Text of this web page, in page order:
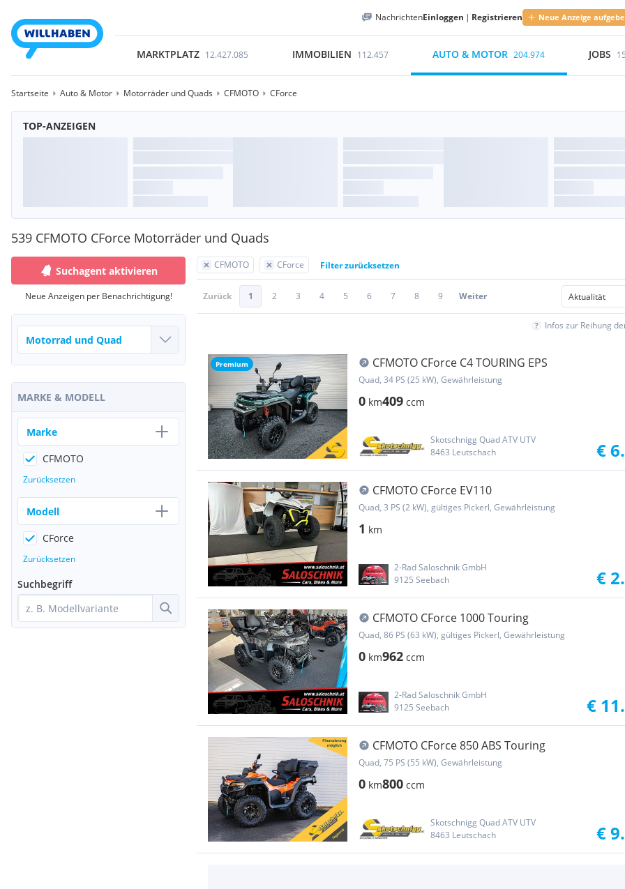
NachrichtenEinloggen | Registrieren Neue Anzeige
MARKTPLATZ 12.427.085 IMMOBILIEN 112.457 AUTO & MOTOR 204.974 JOBS
Startseite Auto & Motor Motorräder und Quads CFMOTO CForce
TOP-ANZEIGEN
539 CFMOTO CForce Motorräder und Quads
CFMOTO CForce Filter zurücksetzen
Zurück 1 2 3 4 5 6 7 8 9 Weiter
Infos zur Reihung
Premium CFMOTO CForce C4 TOURING EPS
Quad, 34 PS (25 kW), Gewährleistung
0 km409 ccm
Skotschnigg Quad ATV UTV
8463 Leutschach
€
CFMOTO CForce EV110
Quad, 3 PS (2 kW), gültiges Pickerl, Gewährleistung
1 km
2-Rad Saloschnik GmbH
9125 Seebach
€
CFMOTO CForce 1000 Touring
Quad, 86 PS (63 kW), gültiges Pickerl, Gewährleistung
0 km962 ccm
2-Rad Saloschnik GmbH
9125 Seebach
€
CFMOTO CForce 850 ABS Touring
Quad, 75 PS (55 kW), Gewährleistung
0 km800 ccm
Skotschnigg Quad ATV UTV
8463 Leutschach
€
Suchagent aktivieren
Neue Anzeigen per Benachrichtigung!
MARKE & MODELL
Marke
CFMOTO
Zurücksetzen
Modell
CForce
Zurücksetzen
Suchbegriff